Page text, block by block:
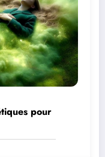
pour